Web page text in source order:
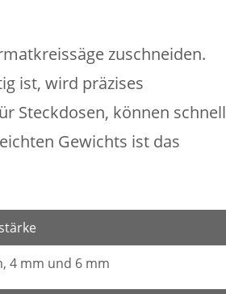
zuschneiden.
ist, wird präzises
Steckdosen, können schnell
Gewichts ist das
4 mm und 6 mm